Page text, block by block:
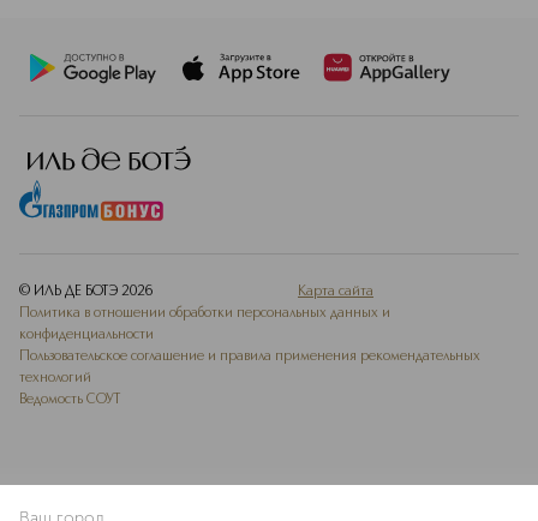
© ИЛЬ ДЕ БОТЭ 2026
Карта сайта
Политика в отношении обработки персональных данных и
конфиденциальности
Пользовательское соглашение и правила применения рекомендательных
технологий
Ведомость СОУТ